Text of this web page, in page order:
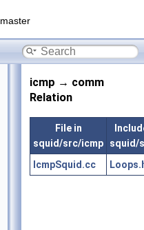
master
icmp → comm
Relation
File in
squid/src/icmp
squid/
IcmpSquid.cc